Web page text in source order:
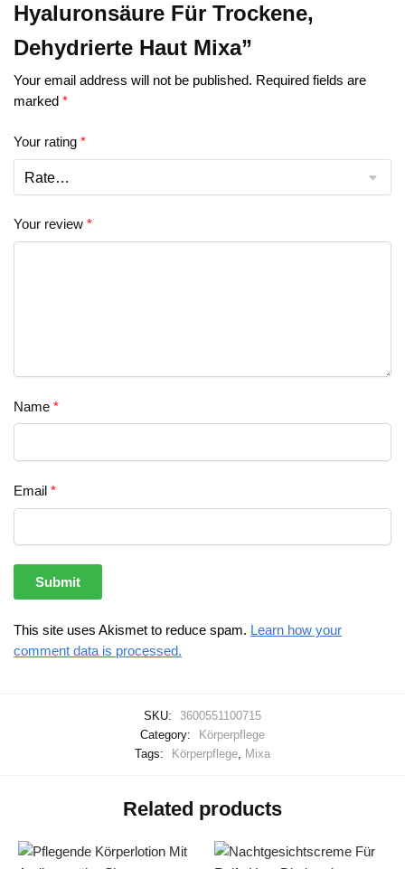
Hyaluronsäure Für Trockene,
Dehydrierte Haut Mixa”
Your email address will not be published. Required fields are
marked *
Your rating *
Your review *
Name *
Email *
This site uses Akismet to reduce spam. Learn how your
comment data is processed.
SKU:
3600551100715
Category:
Körperpflege
Tags:
Körperpflege, Mixa
Related products